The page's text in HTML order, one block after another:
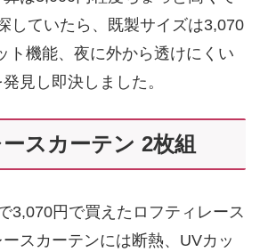
していたら、既製サイズは3,070
ト機能、夜に外から透けにくい
見し即決しました。
スカーテン 2枚組
3,070円で買えたロフティレース
スカーテンには断熱、UVカッ